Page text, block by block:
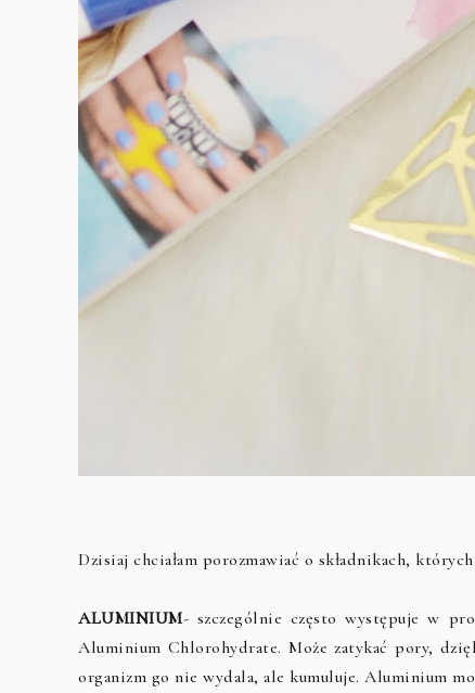
Dzisiaj chciałam porozmawiać o składnikach,
ALUMINIUM- szczególnie często występuje w
Aluminium Chlorohydrate. Może zatykać pory,
organizm go nie wydala, ale kumuluje. Aluminium